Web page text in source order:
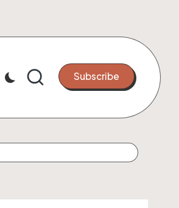
Subscribe